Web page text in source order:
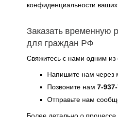
конфиденциальности
Заказать временную
для граждан РФ
Свяжитесь с нами одним
Напишите нам через
Позвоните нам 7-
Отправьте нам
Более детально о